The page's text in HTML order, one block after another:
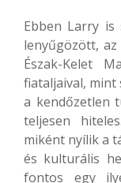
Ebben Larry
lenyűgözött,
Észak-Kelet
fiataljaival, mint
a kendőzetlen
teljesen
miként nyílik a
és kulturális
fontos egy